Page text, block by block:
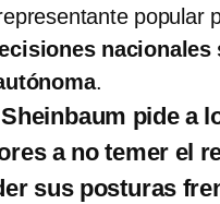
popular
nacionales
.
pide a
a no temer el
sus posturas